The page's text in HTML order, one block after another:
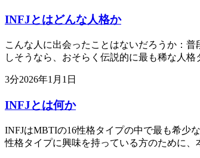
INFJとはどんな人格か
こんな人に出会ったことはないだろうか：
しそうなら、おそらく伝説的に最も稀な人
3分2026年1月1日
INFJとは何か
INFJはMBTIの16性格タイプの中で最も希少
性格タイプに興味を持っている方のために、